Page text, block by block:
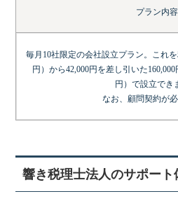
プラン内容
毎月10社限定の会社設立プラン。これ
円）から42,000円を差し引いた
円）で設立でき
なお、顧問契約が必
響き税理士法人のサポート